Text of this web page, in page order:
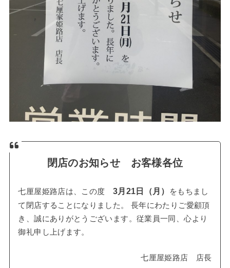
閉店のお知らせ お客様各位
七厘屋姫路店は、この度 3月21日（月）
をもちまし
て閉店することになりました。 長年にわたりご愛顧頂
き、誠にありがとうございます。従業員一同、心より
御礼申し上げます。
七厘屋姫路店 店長